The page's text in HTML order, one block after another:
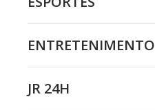
ENTRETENIMENTO
JR 24H